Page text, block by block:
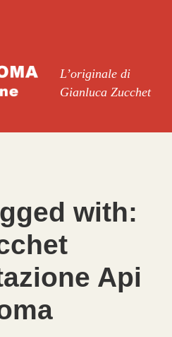
L’originale di
Gianluca Zucchet
with:
Api